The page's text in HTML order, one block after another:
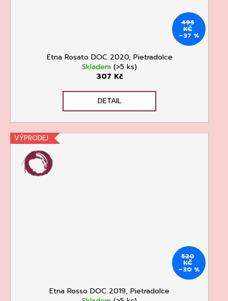
495
KČ
–37 %
Etna Rosato DOC 2020, Pietradolce
Skladem (>5 ks)
307 Kč
DETAIL
VÝPRODEJ
520
KČ
–30 %
Etna Rosso DOC 2019, Pietradolce